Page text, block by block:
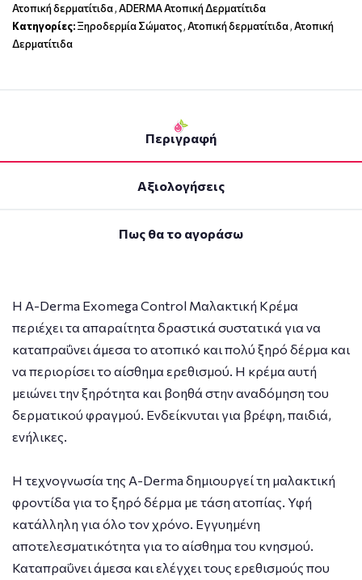
Ατοπική δερματίτιδα,ADERMA Ατοπική Δερματίτιδα
Κατηγορίες:Ξηροδερμία Σώματος,Ατοπική δερματίτιδα,Ατοπική
Δερματίτιδα
Περιγραφή
Αξιολογήσεις
Πως θα το αγοράσω
Η A-Derma Exomega Control Μαλακτική Κρέμα
περιέχει τα απαραίτητα δραστικά συστατικά για να
καταπραΰνει άμεσα το ατοπικό και πολύ ξηρό δέρμα και
να περιορίσει το αίσθημα ερεθισμού. Η κρέμα αυτή
μειώνει την ξηρότητα και βοηθά στην αναδόμηση του
δερματικού φραγμού. Ενδείκνυται για βρέφη, παιδιά,
ενήλικες.
Η τεχνογνωσία της A-Derma δημιουργεί τη μαλακτική
φροντίδα για το ξηρό δέρμα με τάση ατοπίας. Υφή
κατάλληλη για όλο τον χρόνο. Εγγυημένη
αποτελεσματικότητα για το αίσθημα του κνησμού.
Καταπραΰνει άμεσα και ελέγχει τους ερεθισμούς που